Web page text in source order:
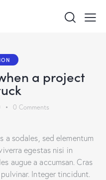
a project
0 Comments
a sodales, sed elementum
egestas nisi in
augue a accumsan. Cras
Integer tincidunt.